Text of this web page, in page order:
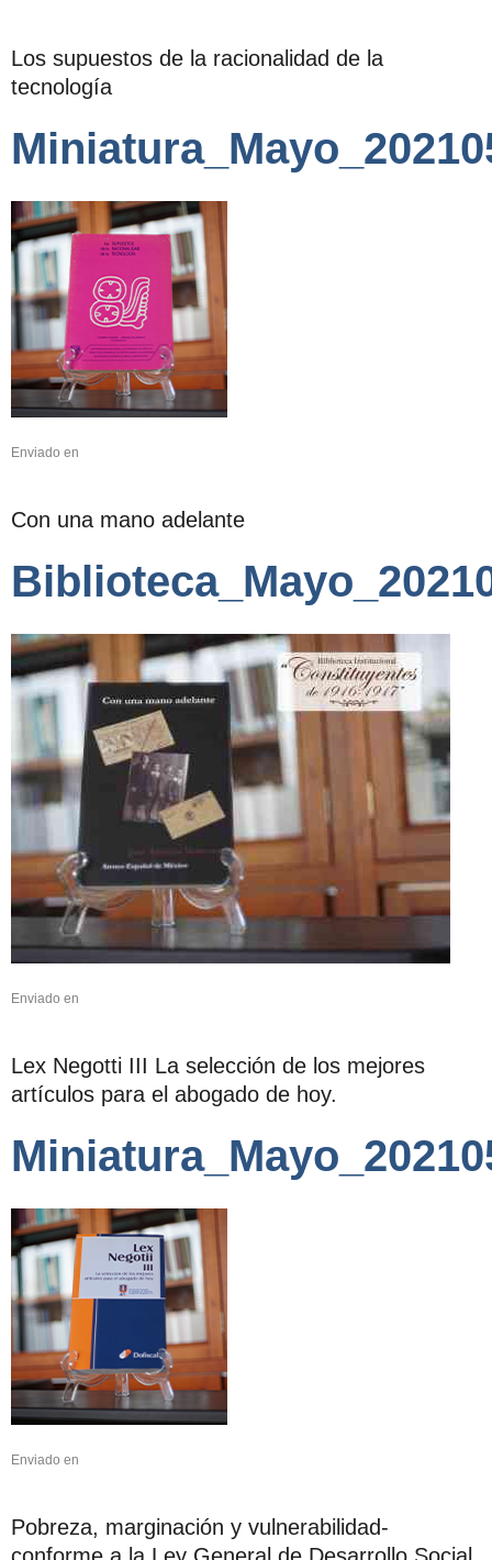
Los supuestos de la racionalidad de la
tecnología
Enviado en
Con una mano adelante
Enviado en
Lex Negotti III La selección de los mejores
artículos para el abogado de hoy.
Enviado en
Pobreza, marginación y vulnerabilidad-